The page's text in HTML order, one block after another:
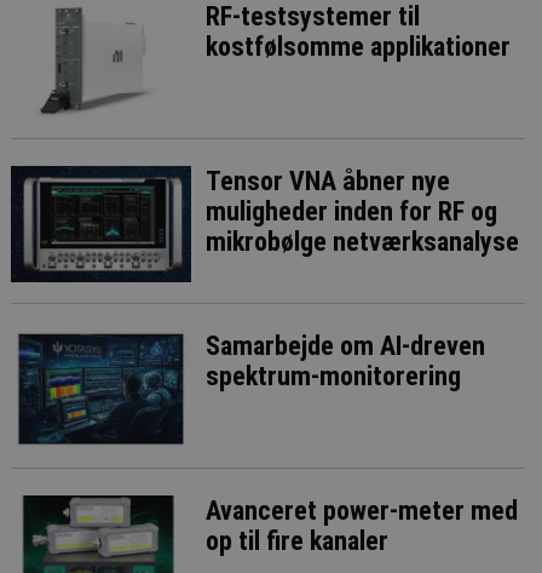
RF-testsystemer til
kostfølsomme applikationer
Tensor VNA åbner nye
muligheder inden for RF og
mikrobølge netværksanalyse
Samarbejde om AI-dreven
spektrum-monitorering
Avanceret power-meter med
op til fire kanaler